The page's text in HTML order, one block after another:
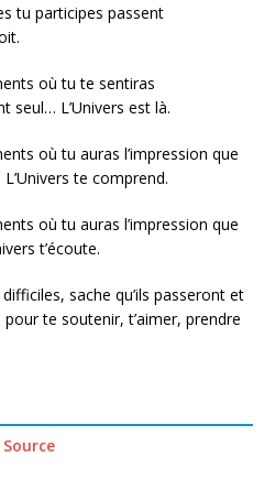
tu participes passent
où tu te sentiras
L’Univers est là.
où tu auras l’impression que
te comprend.
où tu auras l’impression que
t’écoute.
sache qu’ils passeront et
te soutenir, t’aimer, prendre
Source